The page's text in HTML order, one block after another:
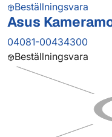
Beställningsvara
Asus
04081-00434300
Beställningsvara